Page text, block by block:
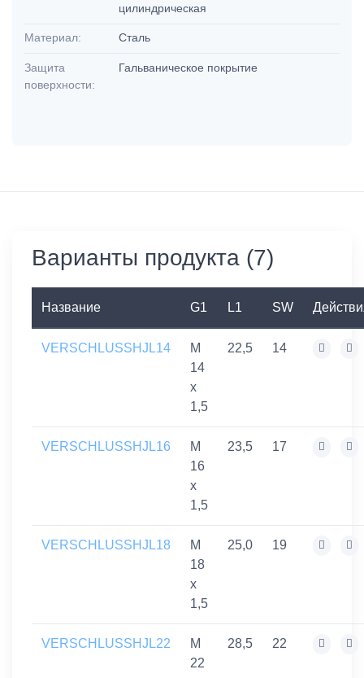
цилиндрическая
Материал: Сталь
Защита
поверхности:
Гальваническое покрытие
Варианты продукта (7)
Название G1 L1 SW
VERSCHLUSSHJL14
M
14
x
1,5
22,5 14
VERSCHLUSSHJL16
M
16
x
1,5
23,5 17
VERSCHLUSSHJL18
M
18
x
1,5
25,0 19
VERSCHLUSSHJL22
M
22
28,5 22